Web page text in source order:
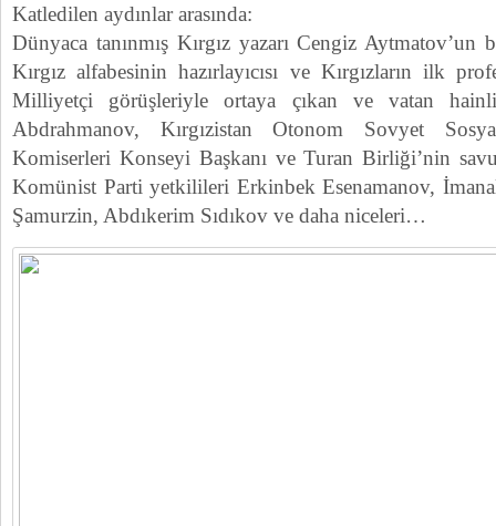
Katledilen aydınlar arasında:
Dünyaca tanınmış Kırgız yazarı Cengiz Aytmatov’un
Kırgız alfabesinin hazırlayıcısı ve Kırgızların ilk
Milliyetçi görüşleriyle ortaya çıkan ve vatan
Abdrahmanov, Kırgızistan Otonom Sovyet
Komiserleri Konseyi Başkanı ve Turan Birliği’nin
Komünist Parti yetkilileri Erkinbek Esenamanov,
Şamurzin, Abdıkerim Sıdıkov ve daha niceleri…